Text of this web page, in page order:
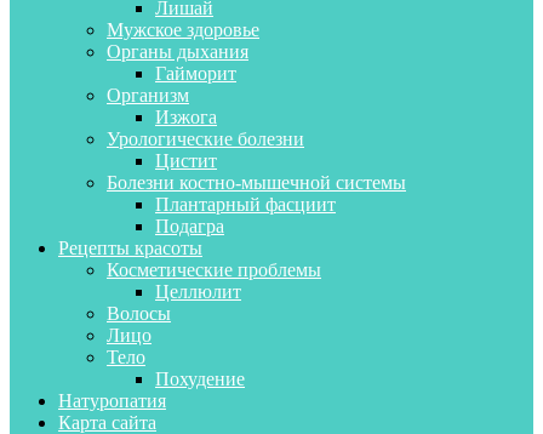
Лишай
Мужское здоровье
Органы дыхания
Гайморит
Организм
Изжога
Урологические болезни
Цистит
Болезни костно-мышечной системы
Плантарный фасциит
Подагра
Рецепты красоты
Косметические проблемы
Целлюлит
Волосы
Лицо
Тело
Похудение
Натуропатия
Карта сайта